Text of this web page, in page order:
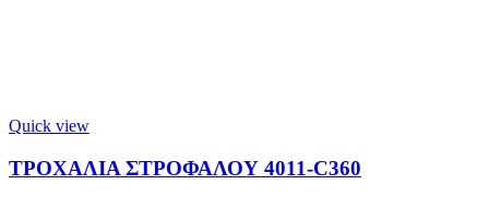
Quick view
ΤΡΟΧΑΛΙΑ ΣΤΡΟΦΑΛΟΥ 4011-C360